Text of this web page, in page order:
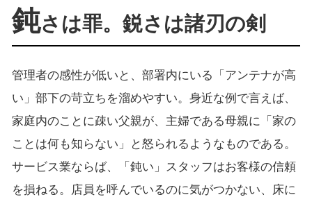
鈍さは罪。鋭さは諸刃の剣
管理者の感性が低いと、部署内にいる「アンテナが高
い」部下の苛立ちを溜めやすい。身近な例で言えば、
家庭内のことに疎い父親が、主婦である母親に「家の
ことは何も知らない」と怒られるようなものである。
サービス業ならば、「鈍い」スタッフはお客様の信頼
を損ねる。店員を呼んでいるのに気がつかない、床に